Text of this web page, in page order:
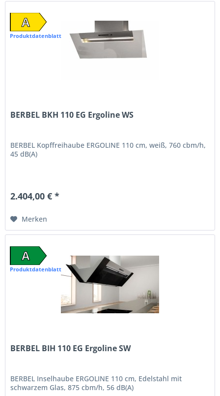
A
Produktdatenblatt
BERBEL BKH 110 EG Ergoline WS
BERBEL Kopffreihaube ERGOLINE 110 cm, weiß, 760 cbm/h,
45 dB(A)
2.404,00 € *
Merken
A
Produktdatenblatt
BERBEL BIH 110 EG Ergoline SW
BERBEL Inselhaube ERGOLINE 110 cm, Edelstahl mit
schwarzem Glas, 875 cbm/h, 56 dB(A)